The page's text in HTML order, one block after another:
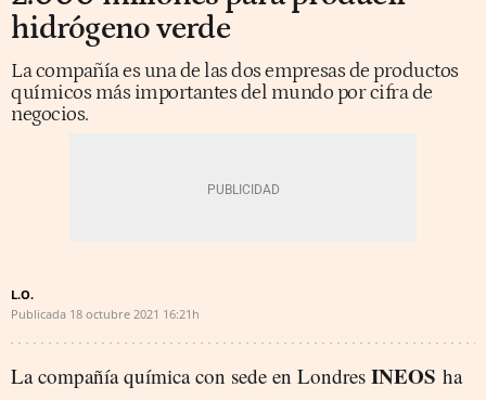
hidrógeno verde
La compañía es una de las dos empresas de productos
químicos más importantes del mundo por cifra de
negocios.
L.O.
Publicada 18 octubre 2021 16:21h
La compañía química con sede en Londres INEOS ha